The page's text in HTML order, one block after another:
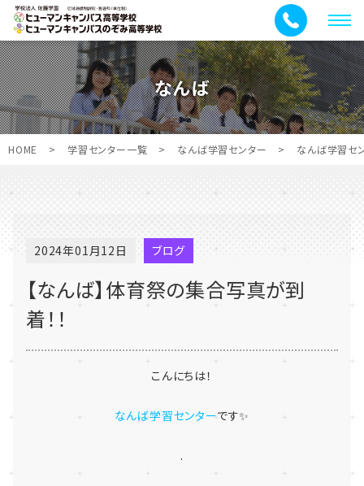
メ
ニ
ュ
ー
なんば
HOME > 学習センター一覧 > なんば学習センター > なんば学習セ
2024年01月12日 ブログ
【なんば】体育祭の集合写真が到
着！！
こんにちは！
なんば学習センターです✨
.